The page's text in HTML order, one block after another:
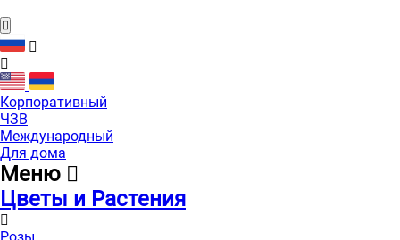
Корпоративный
ЧЗВ
Международный
Для дома
Меню
Цветы и Растения